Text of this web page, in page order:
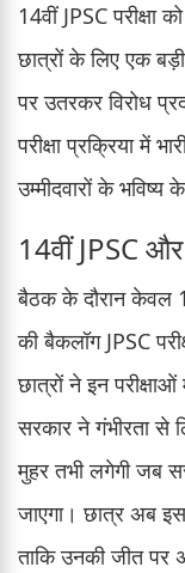
14वीं JPSC परीक्षा
छात्रों के लिए एक
पर उतरकर विरोध
परीक्षा प्रक्रिया में
उम्मीदवारों के
14वीं JPSC और
बैठक के दौरान केवल
की बैकलॉग JPSC
छात्रों ने इन
सरकार ने गंभीरता से
मुहर तभी लगेगी जब
जाएगा। छात्र अब
ताकि उनकी जीत पर